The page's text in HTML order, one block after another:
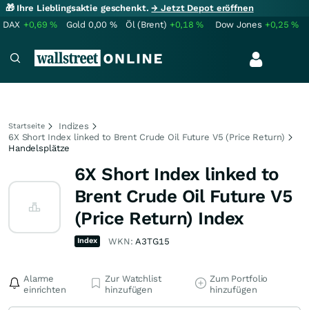
🎁 Ihre Lieblingsaktie geschenkt.→ Jetzt Depot eröffnen
DAX +0,69% Gold 0,00 % Öl (Brent) +0,18% Dow Jones +0,25%
Startseite
Indizes
6X Short Index linked to Brent Crude Oil Future V5 (Price Return)
Handelsplätze
6X Short Index linked to
Brent Crude Oil Future V5
(Price Return) Index
Index WKN:A3TG15
Alarme
einrichten
Zur Watchlist
hinzufügen
Zum Portfolio
hinzufügen